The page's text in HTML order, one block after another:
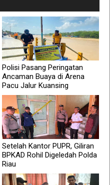
Polisi Pasang Peringatan
Ancaman Buaya di Arena
Pacu Jalur Kuansing
Setelah Kantor PUPR, Giliran
BPKAD Rohil Digeledah Polda
Riau